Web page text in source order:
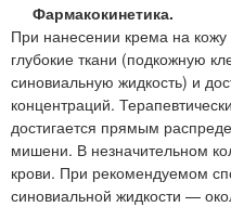
Фармакокинетика.
При нанесении крема на
глубокие ткани (подкожную
синовиальную жидкость) и
концентраций.
достигается прямым
мишени. В незначительном
крови. При рекомендуемом
синовиальной жидкости —